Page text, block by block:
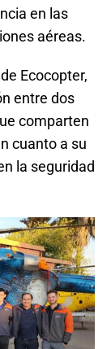
en las
aéreas.
Ecocopter,
entre dos
comparten
cuanto a su
la seguridad